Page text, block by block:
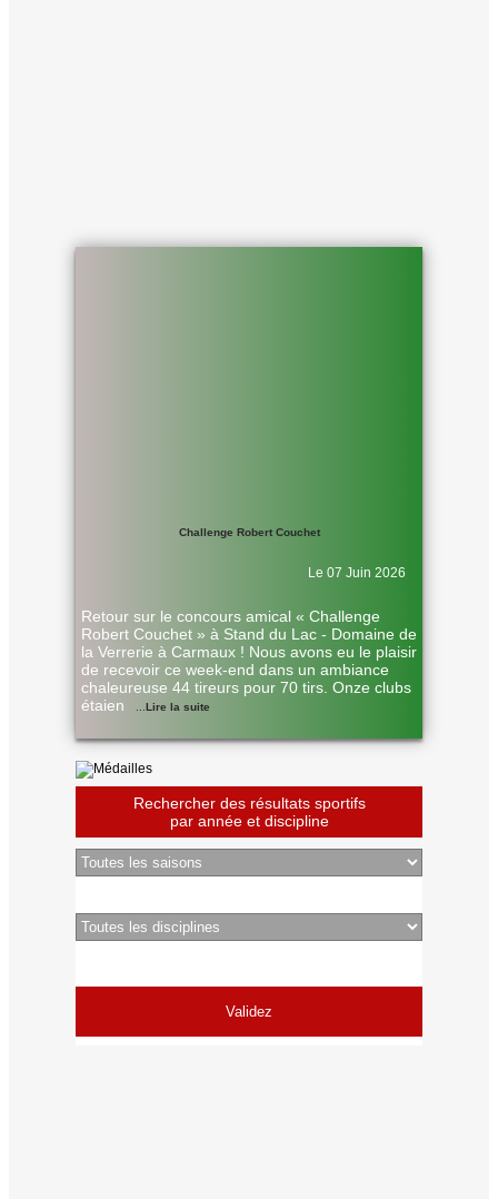
Challenge Robert Couchet
Le 07 Juin 2026
Retour sur le concours amical « Challenge
Robert Couchet » à Stand du Lac - Domaine de
la Verrerie à Carmaux ! Nous avons eu le plaisir
de recevoir ce week-end dans un ambiance
chaleureuse 44 tireurs pour 70 tirs. Onze clubs
étaien
... Lire la suite
Rechercher des résultats sportifs
par année et discipline